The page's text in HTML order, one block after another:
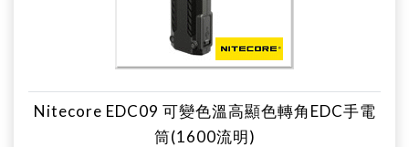
Nitecore EDC09 可變色溫高顯色轉角EDC手電
筒(1600流明)